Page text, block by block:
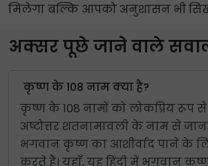
मिलेगा बल्कि आपको अनुशासन भी
अक्सर पूछे जाने वाले
कृष्ण के 108 नाम क्या है?
कृष्ण के 108 नामों को लोकप्रिय रूप से
अष्टोत्तर शतनामावली के नाम से
भगवान कृष्ण का आशीर्वाद पाने के
करते हैं। यहाँ, यह हिंदी में भगवान